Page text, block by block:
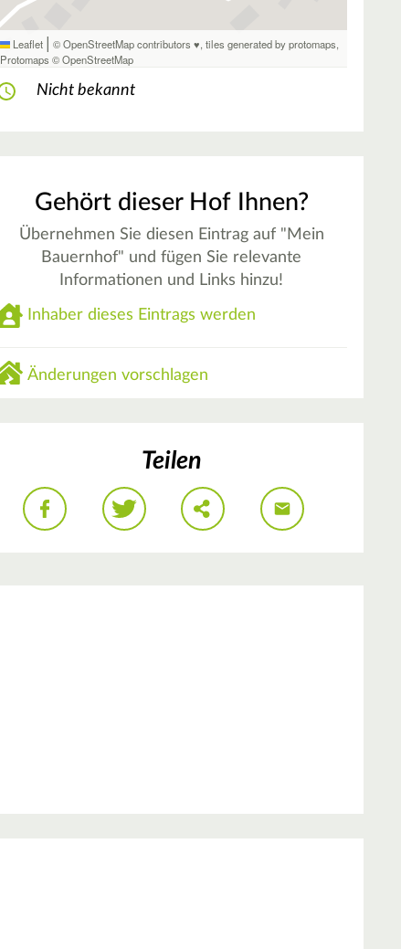
Leaflet | © OpenStreetMap contributors ♥,tiles generated by protomaps,
Protomaps ©OpenStreetMap
Nicht bekannt
Gehört dieser Hof Ihnen?
Übernehmen Sie diesen Eintrag auf "Mein
Bauernhof" und fügen Sie relevante
Informationen und Links hinzu!
Inhaber dieses Eintrags werden
Änderungen vorschlagen
Teilen